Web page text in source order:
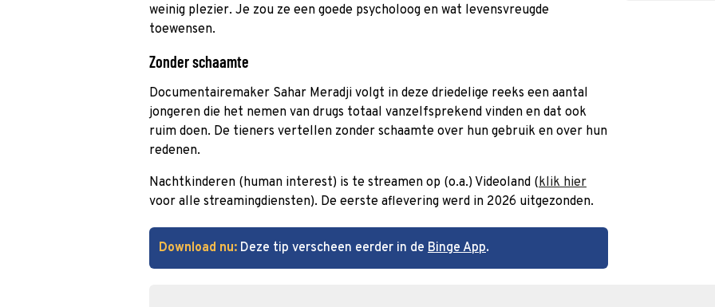
weinig plezier. Je zou ze een goede psycholoog en wat levensvreugde
toewensen.
Zonder schaamte
Documentairemaker Sahar Meradji volgt in deze driedelige reeks een aantal
jongeren die het nemen van drugs totaal vanzelfsprekend vinden en dat ook
ruim doen. De tieners vertellen zonder schaamte over hun gebruik en over hun
redenen.
Nachtkinderen (human interest) is te streamen op (o.a.) Videoland (klik hier
voor alle streamingdiensten). De eerste aflevering werd in 2026 uitgezonden.
Download nu: Deze tip verscheen eerder in de Binge App.